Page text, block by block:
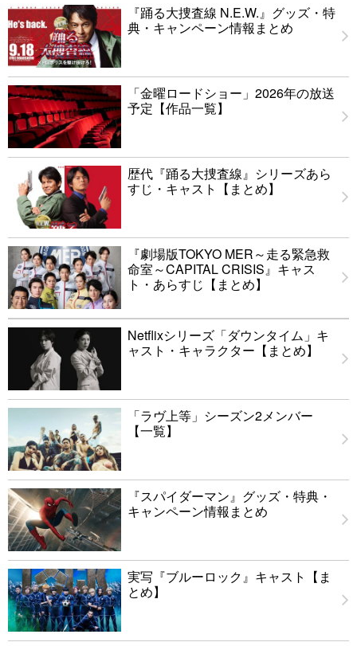
『踊る大捜査線 N.E.W.』グッズ・特
典・キャンペーン情報まとめ
「金曜ロードショー」2026年の放送
予定【作品一覧】
歴代『踊る大捜査線』シリーズあら
すじ・キャスト【まとめ】
『劇場版TOKYO MER～走る緊急救
命室～CAPITAL CRISIS』キャス
ト・あらすじ【まとめ】
Netflixシリーズ「ダウンタイム」キ
ャスト・キャラクター【まとめ】
「ラヴ上等」シーズン2メンバー
【一覧】
『スパイダーマン』グッズ・特典・
キャンペーン情報まとめ
実写『ブルーロック』キャスト【ま
とめ】